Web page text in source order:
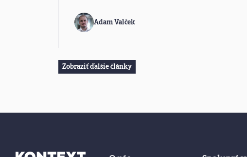
Adam Valček
Zobraziť ďalšie články